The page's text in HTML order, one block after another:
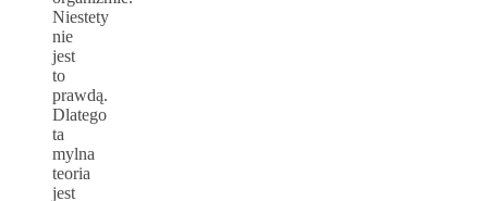
Niestety
nie
jest
to
prawdą.
Dlatego
ta
mylna
teoria
jest